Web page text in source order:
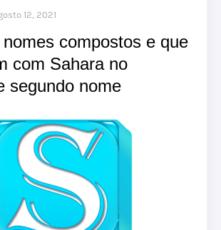
12, 2021
compostos e que
com Sahara no
segundo nome